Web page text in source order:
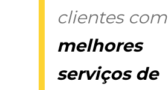
clientes com
melhores
serviços de